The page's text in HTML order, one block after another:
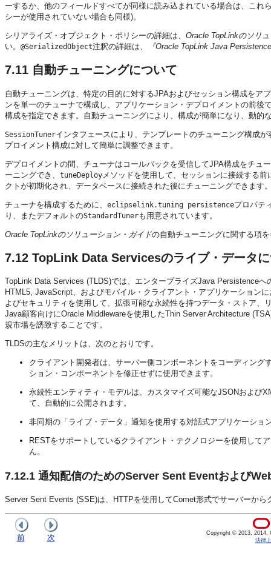
ーするか、他のフィールドすべてが同様に読み込まれている場合は、こ
シーが使用されていない場合も同様)。
シリアライズ・オブジェクト・ポリシーの詳細は、 Oracle TopLinkのソリ
い。 @SerializedObject注釈の詳細は、 『Oracle TopLink Java
7.11 自動チューニングについて
自動チューニングは、特定の目的に対するJPAおよびセッション構成を
ンを単一のチューナで構成し、アプリケーション・デプロイメントの前
構成を指定できます。自動チューニングにより、構成が簡単になり、動的
SessionTunerインタフェースにより、テンプレートのチューニング構成
プロイメント構成に対して簡単に調整できます。
デプロイメントの間、チューナはコールバックを受信してJPA構成をチュ
ーニングでき、 tuneDeploy メソッドを使用して、セッションに接続する前
クトが初期化され、データベースに接続された後にチューニングできます
チューナを構成するために、 eclipselink.tuning persistenceプロパテ
り、またデフォルトのStandardTunerも用意されています。
Oracle TopLinkのソリューション・ガイドの自動チューニングに関する項
7.12 TopLink Data Servicesのライブ・データ
TopLink Data Services (TLDS)では、エンタープライズJava Persistence
HTML5, JavaScript、およびモバイル・クライアント・アプリケーション
よびセキュリティを使用して、拡張可能な永続性を持つデータ・ストア
Java顧客向けにOracle Middlewareを使用したThin Server Architecture
規市場を誘致することです。
TLDSの主なメリットは、次のとおりです。
クライアント開発者は、サーバー側コンポーネントをコーディン
ション・コンポーネントを修正せずに使用できます。
永続性エンティティ・モデルは、カスタマイズ可能なJSONおよび
て、自動的に公開されます。
非同期の「ライブ・データ」通知を使用する対話式アプリケーショ
RESTをサポートしているクライアント・テクノロジーを使用して
ん。
7.12.1 通知配信のためのServer Sent Eventおよび
Server Sent Events (SSE)は、HTTPを使用してComet形式でサーバーか
前 次
Copyright © 2013, 2014,
法律